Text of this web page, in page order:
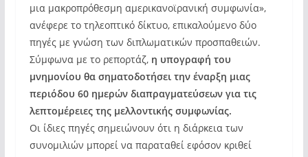
μια μακροπρόθεσμη αμερικανοϊρανική συμφωνία»,
ανέφερε το τηλεοπτικό δίκτυο, επικαλούμενο δύο
πηγές με γνώση των διπλωματικών προσπαθειών.
Σύμφωνα με το ρεπορτάζ, η υπογραφή του
μνημονίου θα σηματοδοτήσει την έναρξη μιας
περιόδου 60 ημερών διαπραγματεύσεων για τις
λεπτομέρειες της μελλοντικής συμφωνίας.
Οι ίδιες πηγές σημειώνουν ότι η διάρκεια των
συνομιλιών μπορεί να παραταθεί εφόσον κριθεί